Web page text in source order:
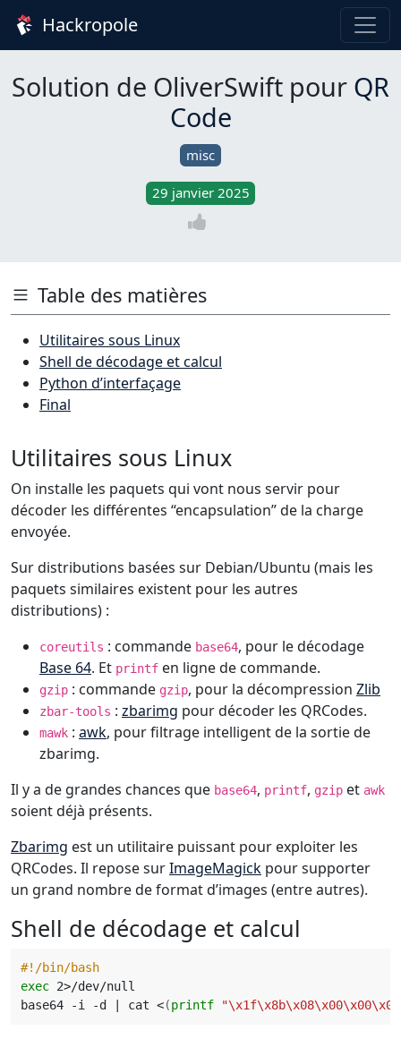
Hackropole
Solution de OliverSwift pour QR
Code
misc
29 janvier 2025
Table des matières
Utilitaires sous Linux
Shell de décodage et calcul
Python d’interfaçage
Final
Utilitaires sous Linux
On installe les paquets qui vont nous servir pour
décoder les différentes “encapsulation” de la charge
envoyée.
Sur distributions basées sur Debian/Ubuntu (mais les
paquets similaires existent pour les autres
distributions) :
coreutils : commande base64, pour le décodage
Base 64. Et printf en ligne de commande.
gzip : commande gzip, pour la décompression Zlib
zbar-tools : zbarimg pour décoder les QRCodes.
mawk : awk, pour filtrage intelligent de la sortie de
zbarimg.
Il y a de grandes chances que base64, printf, gzip et awk
soient déjà présents.
Zbarimg est un utilitaire puissant pour exploiter les
QRCodes. Il repose surImageMagick pour supporter
un grand nombre de format d’images (entre autres).
Shell de décodage et calcul
exec
base64 -i -d
cat <(printf